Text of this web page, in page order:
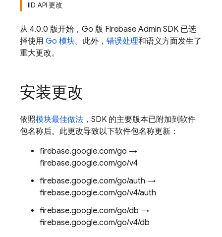
IID API 更改
从 4.0.0 版开始，Go 版 Firebase Admin SDK 已选
择使用 Go 模块。此外， 错误处理和语义方面发生了
重大更改。
安装更改
依照模块最佳做法 ，SDK 的主要版本已附加到软件
包名称后。此更改导致以下软件包名称更新：
firebase.google.com/go →
firebase.google.com/go/v4
firebase.google.com/go/auth →
firebase.google.com/go/v4/auth
firebase.google.com/go/db →
firebase.google.com/go/v4/db